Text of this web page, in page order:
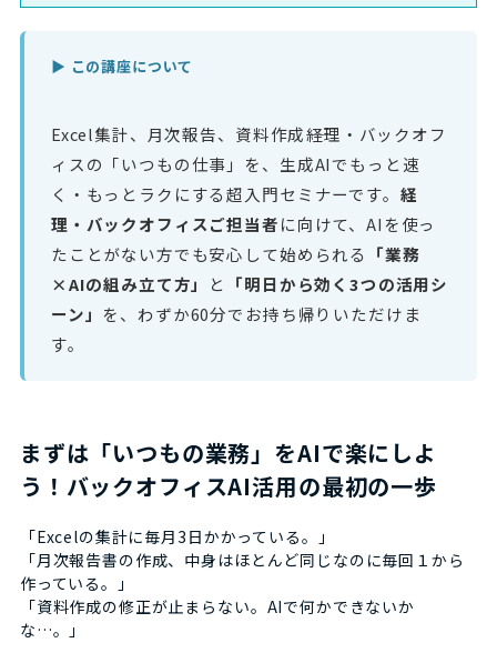
▶ この講座について
Excel集計、月次報告、資料作成――経理・バックオフ
ィスの「いつもの仕事」を、生成AIでもっと速
く・もっとラクにする超入門セミナーです。 経
理・バックオフィスご担当者に向けて、AIを使っ
たことがない方でも安心して始められる
「業務
×AIの組み立て方」
と 「明日から効く3つの活用シ
ーン」 を、わずか60分でお持ち帰りいただけま
す。
まずは「いつもの業務」をAIで楽にしよ
う！バックオフィスAI活用の最初の一歩
「Excelの集計に毎月3日かかっている。」
「月次報告書の作成、中身はほとんど同じなのに毎回１から
作っている。」
「資料作成の修正が止まらない。AIで何かできないか
な…。」